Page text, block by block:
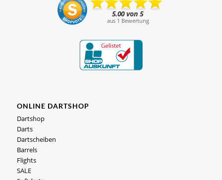
ONLINE DARTSHOP
Dartshop
Darts
Dartscheiben
Barrels
Flights
SALE